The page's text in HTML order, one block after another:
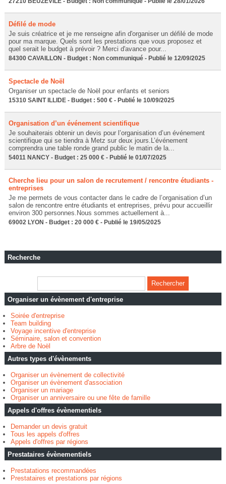
Défilé de mode
Je suis créatrice et je me renseigne afin d'organiser un défilé de mode
pour ma marque. Quels sont les prestations que vous proposez et
quel serait le budget à prévoir ? Merci d'avance pour...
84300 CAVAILLON - Budget : Non communiqué - Publié le 12/09/2025
Spectacle de Noël
Organiser un spectacle de Noël pour enfants et seniors
15310 SAINT ILLIDE - Budget : 500 € - Publié le 10/09/2025
Organisation d’un événement scientifique
Je souhaiterais obtenir un devis pour l’organisation d’un événement
scientifique qui se tiendra à Metz sur deux jours.L’événement
comprendra une table ronde grand public le matin de la...
54011 NANCY - Budget : 25 000 € - Publié le 01/07/2025
Cherche lieu pour un salon de recrutement / rencontre étudiants -
entreprises
Je me permets de vous contacter dans le cadre de l’organisation d’un
salon de rencontre entre étudiants et entreprises, prévu pour accueillir
environ 300 personnes.Nous sommes actuellement à...
69002 LYON - Budget : 20 000 € - Publié le 19/05/2025
Recherche
Organiser un évènement d'entreprise
Soirée d'entreprise
Team building
Voyage incentive d'entreprise
Séminaire, salon et convention
Arbre de Noël
Autres types d'évènements
Organiser un évènement de collectivité
Organiser un évènement d'association
Organiser un mariage
Organiser un anniversaire ou une fête de famille
Appels d'offres évènementiels
Demander un devis gratuit
Tous les appels d'offres
Appels d'offres par régions
Prestataires évènementiels
Prestatations recommandées
Prestataires et prestations par régions